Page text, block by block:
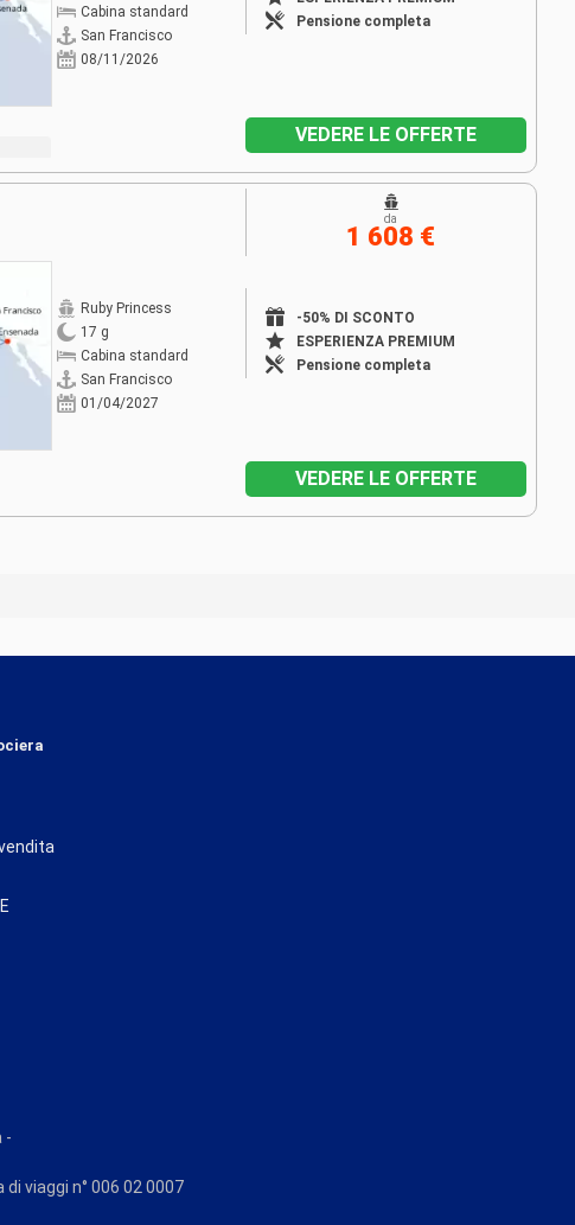
Cabina standard
San Francisco
08/11/2026
Pensione completa
VEDERE LE OFFERTE
Ruby Princess
17 g
Cabina standard
San Francisco
01/04/2027
-50% DI SCONTO
ESPERIENZA PREMIUM
Pensione completa
da
1 608 €
VEDERE LE OFFERTE
-
viaggi n° 006 02 0007